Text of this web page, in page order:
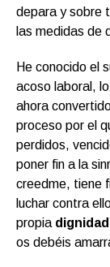
depara y sobre
las medidas de
He conocido el
acoso laboral,
ahora
proceso por el
perdidos,
poner fin a la
creedme, tiene
luchar contra
propia dignidad
os debéis